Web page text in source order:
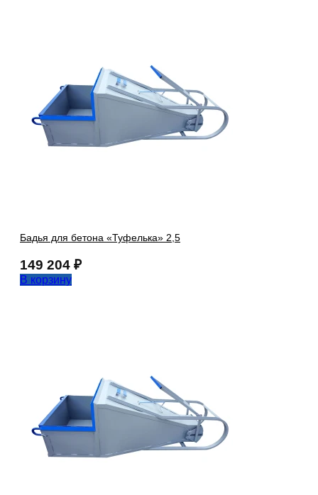
Бадья для бетона «Туфелька» 2,5
149 204 ₽
В корзину